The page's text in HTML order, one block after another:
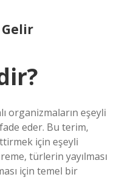
organizmaların eşeyli
eder. Bu terim,
için eşeyli
türlerin yayılması
için temel bir